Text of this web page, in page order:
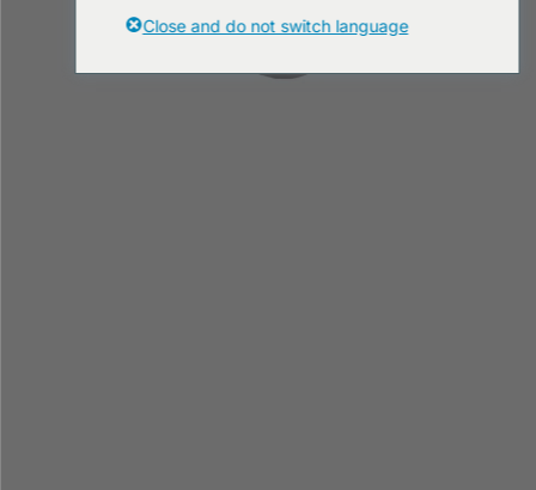
Close and do not switch language